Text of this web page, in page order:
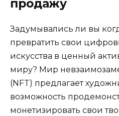
продажу
Задумывались ли вы
превратить свои
искусства в ценный
миру? Мир
(NFT) предлагает
возможность
монетизировать свои